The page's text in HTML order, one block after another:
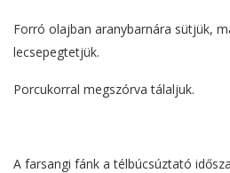
Forró olajban aranybarnára sütjük,
lecsepegtetjük.
Porcukorral megszórva tálaljuk.
A farsangi fánk a télbúcsúztató